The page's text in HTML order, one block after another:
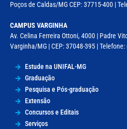
Poços de Caldas/MG CEP: 37715-400 |
CAMPUS VARGINHA
Av. Celina Ferreira Ottoni, 4000 | Padre
Varginha/MG | CEP: 37048-395 |
Estude na UNIFAL-MG
Graduação
Pesquisa e Pós-graduação
Extensão
Concursos e Editais
Serviços